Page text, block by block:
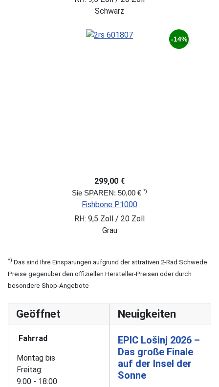
Schwarz
-14%
299,00 €
Sie SPAREN: 50,00 € *)
Fishbone P1000
RH: 9,5 Zoll / 20 Zoll
Grau
*) Das sind Ihre Einsparungen aufgrund der attrativen 2-Rad Schwede
Preise gegenüber den offiziellen Hersteller-Preisen oder durch
besondere Shop-Angebote
Geöffnet
Fahrrad
Montag bis
Freitag:
9:00 - 18:00
Neuigkeiten
EPIC Lošinj 2026 –
Das große Finale
auf der Insel der
Sonne